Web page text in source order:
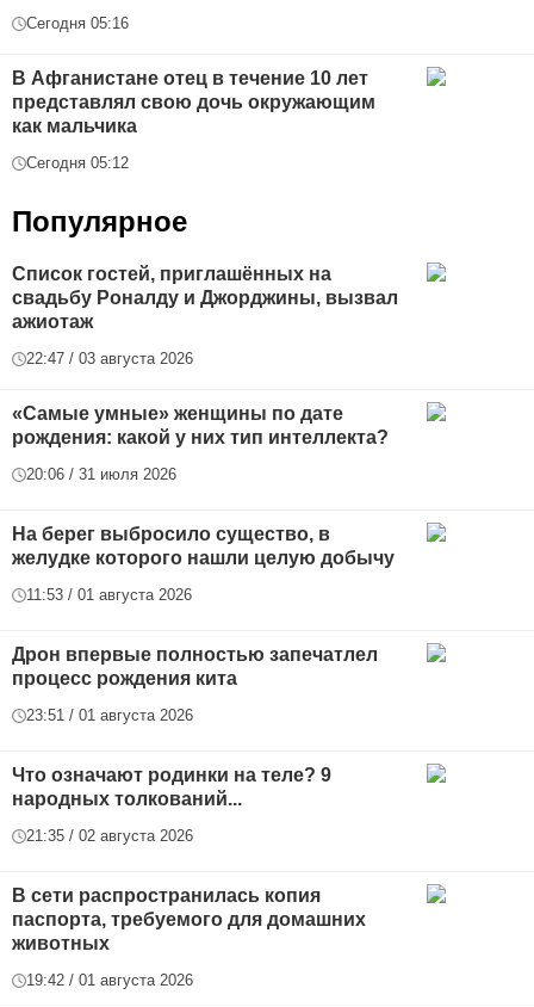
Сегодня 05:16
В Афганистане отец в течение 10 лет
представлял свою дочь окружающим
как мальчика
Сегодня 05:12
Популярное
Список гостей, приглашённых на
свадьбу Роналду и Джорджины, вызвал
ажиотаж
22:47 / 03 августа 2026
«Самые умные» женщины по дате
рождения: какой у них тип интеллекта?
20:06 / 31 июля 2026
На берег выбросило существо, в
желудке которого нашли целую добычу
11:53 / 01 августа 2026
Дрон впервые полностью запечатлел
процесс рождения кита
23:51 / 01 августа 2026
Что означают родинки на теле? 9
народных толкований...
21:35 / 02 августа 2026
В сети распространилась копия
паспорта, требуемого для домашних
животных
19:42 / 01 августа 2026